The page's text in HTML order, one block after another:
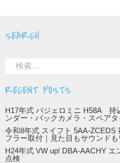
SEARCH
RECENT POSTS
H17年式 パジェロミニ H58A 持
ンダー・バックカメラ・スペア
令和8年式 スイフト 5AA-ZCEDS
フラー取付｜見た目もサウンドも
H24年式 VW up! DBA-AACHY
点検